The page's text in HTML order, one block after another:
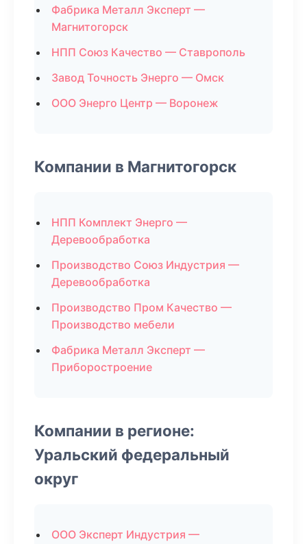
Фабрика Металл Эксперт —
Магнитогорск
НПП Союз Качество — Ставрополь
Завод Точность Энерго — Омск
ООО Энерго Центр — Воронеж
Компании в Магнитогорск
НПП Комплект Энерго —
Деревообработка
Производство Союз Индустрия —
Деревообработка
Производство Пром Качество —
Производство мебели
Фабрика Металл Эксперт —
Приборостроение
Компании в регионе:
Уральский федеральный
округ
ООО Эксперт Индустрия —